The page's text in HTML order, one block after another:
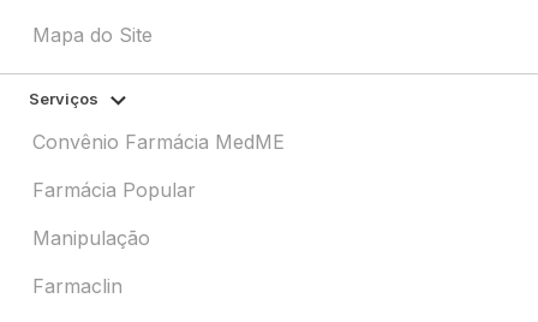
Mapa do Site
Serviços
Convênio Farmácia MedME
Farmácia Popular
Manipulação
Farmaclin